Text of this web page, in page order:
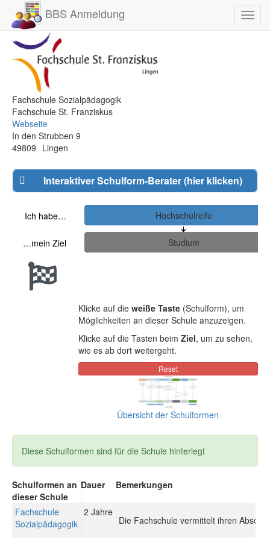
BBS Anmeldung
Fachschule Sozialpädagogik
Fachschule St. Franziskus
Webseite
In den Strubben 9
49809 Lingen
Interaktiver Schulform-Berater (hier klicken)
Ich habe…
…mein Ziel
Klicke auf die weiße Taste(Schulform), um
Möglichkeiten an dieser Schule anzuzeigen.
Klicke auf die Tasten beim Ziel, um zu sehen,
wie es ab dort weitergeht.
Übersicht der Schulformen
Diese Schulformen sind für die Schule hinterlegt
Schulformen an
dieser Schule
Dauer Bemerkungen
Fachschule
Sozialpädagogik
2 Jahre
Die Fachschule vermittelt ihren